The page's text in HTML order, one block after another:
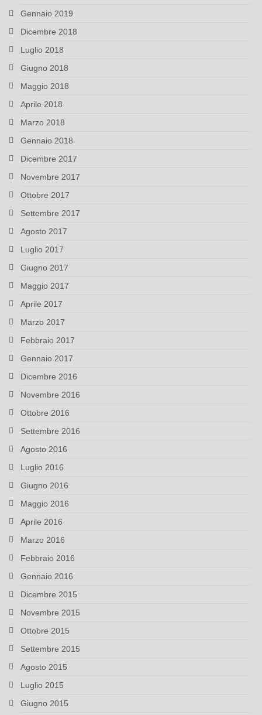
Gennaio 2019
Dicembre 2018
Luglio 2018
Giugno 2018
Maggio 2018
Aprile 2018
Marzo 2018
Gennaio 2018
Dicembre 2017
Novembre 2017
Ottobre 2017
Settembre 2017
Agosto 2017
Luglio 2017
Giugno 2017
Maggio 2017
Aprile 2017
Marzo 2017
Febbraio 2017
Gennaio 2017
Dicembre 2016
Novembre 2016
Ottobre 2016
Settembre 2016
Agosto 2016
Luglio 2016
Giugno 2016
Maggio 2016
Aprile 2016
Marzo 2016
Febbraio 2016
Gennaio 2016
Dicembre 2015
Novembre 2015
Ottobre 2015
Settembre 2015
Agosto 2015
Luglio 2015
Giugno 2015